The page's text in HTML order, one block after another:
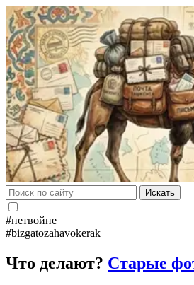
Искать
#нетвойне
#bizgatozahavokerak
Что делают? Старые